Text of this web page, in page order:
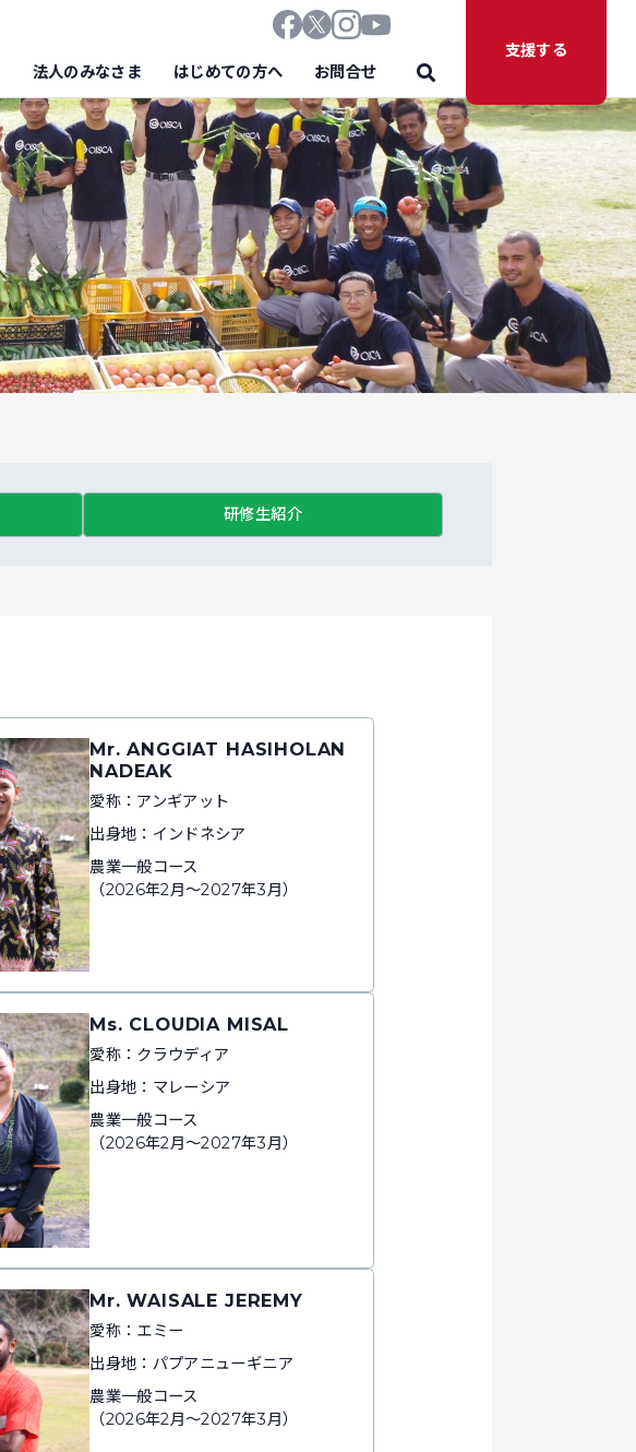
法人のみなさま はじめての方へ お問合せ
支援する
研修生紹介
Mr. ANGGIAT HASIHOLAN
NADEAK
愛称：アンギアット
出身地：インドネシア
農業一般コース
（2026年2月～2027年3月）
Ms. CLOUDIA MISAL
愛称：クラウディア
出身地：マレーシア
農業一般コース
（2026年2月～2027年3月）
Mr. WAISALE JEREMY
愛称：エミー
出身地：パプアニューギニア
農業一般コース
（2026年2月～2027年3月）